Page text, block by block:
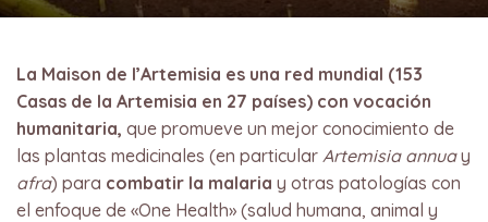
La Maison de l’Artemisia es una red mundial (153
Casas de la Artemisia en 27 países) con vocación
humanitaria, que promueve un mejor conocimiento de
las plantas medicinales (en particular Artemisia annuay
afra) para combatir la malaria y otras patologías con
el enfoque de «One Health» (salud humana, animal y